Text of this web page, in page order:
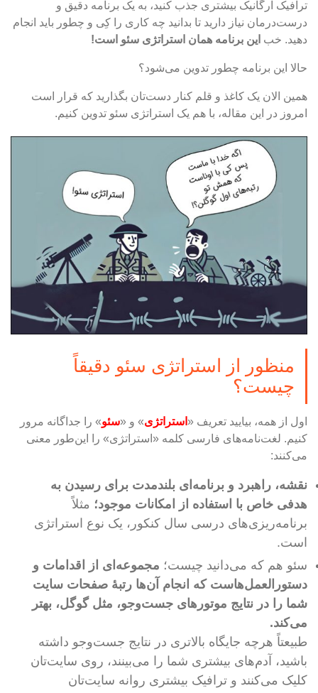
ترافیک ارگانیک بیشتری جذب کنید، به یک برنامه دقیق و
درست‌درمان نیاز دارید تا بدانید چه کاری را کِی و چطور باید انجام
دهید. خب این برنامه همان استراتژی سئو است!
حالا این برنامه چطور تدوین می‌شود؟
همین الان یک کاغذ و قلم کنار دست‌تان بگذارید که قرار است
امروز در این مقاله، با هم یک استراتژی سئو تدوین کنیم.
منظور از استراتژی سئو دقیقاً
چیست؟
اول از همه، بیایید تعریف « استراتژی» و «سئو» را جداگانه مرور
کنیم. لغت‌نامه‌های فارسی کلمه «استراتژی» را این‌طور معنی
می‌کنند:
نقشه، راهبرد و برنامه‌ای بلندمدت برای رسیدن به
هدفی خاص با استفاده از امکانات موجود؛ مثلاً
برنامه‌ریزی‌های درسی سال کنکور، یک نوع استراتژی
است.
سئو هم که می‌دانید چیست؛ مجموعه‌ای از اقدامات و
دستورالعمل‌هاست که انجام آن‌ها رتبهٔ صفحات سایت
شما را در نتایج موتورهای جست‌وجو، مثل گوگل، بهتر
می‌کند.
طبیعتاً هرچه جایگاه بالاتری در نتایج جست‌وجو داشته
باشید، آدم‌های بیشتری شما را می‌بینند، روی سایت‌تان
کلیک می‌کنند و ترافیک بیشتری روانه سایت‌تان